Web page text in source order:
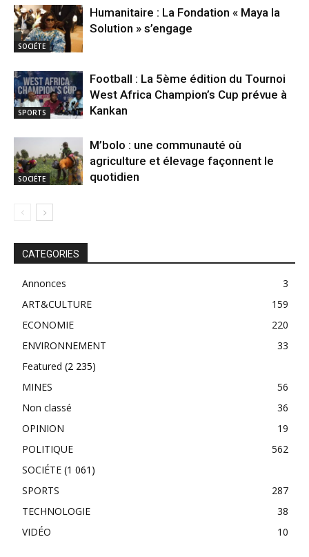
SOCIÉTE
Humanitaire : La Fondation « Maya la
Solution » s’engage
SPORTS
Football : La 5ème édition du Tournoi
West Africa Champion’s Cup prévue à
Kankan
SOCIÉTE
M’bolo : une communauté où
agriculture et élevage façonnent le
quotidien
CATEGORIES
Annonces
3
ART&CULTURE
159
ECONOMIE
220
ENVIRONNEMENT
33
Featured (2 235)
MINES
56
Non classé
36
OPINION
19
POLITIQUE
562
SOCIÉTE (1 061)
SPORTS
287
TECHNOLOGIE
38
VIDÉO
10